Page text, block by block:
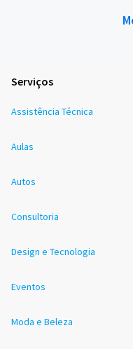
Serviços
Assistência Técnica
Aulas
Autos
Consultoria
Design e Tecnologia
Eventos
Moda e Beleza